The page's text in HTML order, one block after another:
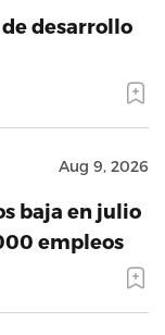
desarrollo
Aug 9, 2026
baja en julio
empleos